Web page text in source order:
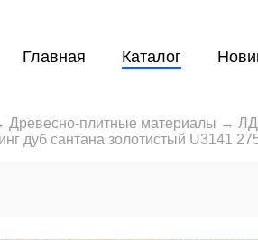
Главная Каталог
Древесно-плитные материалы →
дуб сантана золотистый U3141